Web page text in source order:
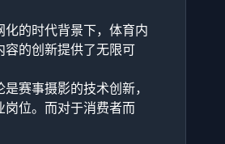
的时代背景下，体育内
容的创新提供了无限可
赛事摄影的技术创新，
岗位。而对于消费者而